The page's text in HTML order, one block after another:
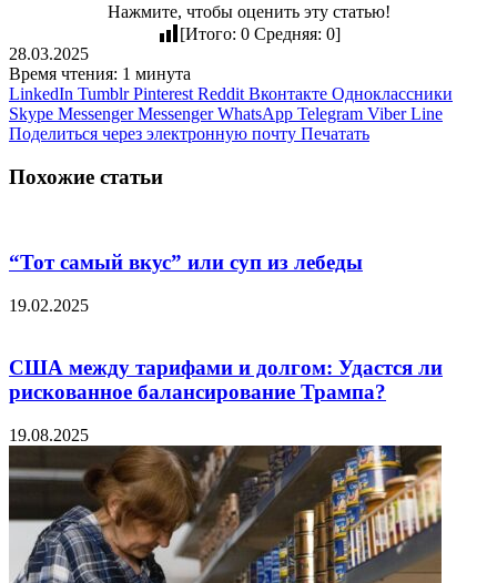
Нажмите, чтобы оценить эту статью!
[Итого: 0Средняя: 0]
28.03.2025
Время чтения: 1 минута
LinkedIn Tumblr Pinterest Reddit Вконтакте Одноклассники
Skype Messenger Messenger WhatsApp Telegram Viber Line
Поделиться через электронную почту Печатать
Похожие статьи
“Тот самый вкус” или суп из лебеды
19.02.2025
США между тарифами и долгом: Удастся ли
рискованное балансирование Трампа?
19.08.2025